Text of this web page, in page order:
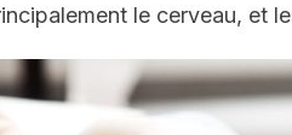
le cerveau, et